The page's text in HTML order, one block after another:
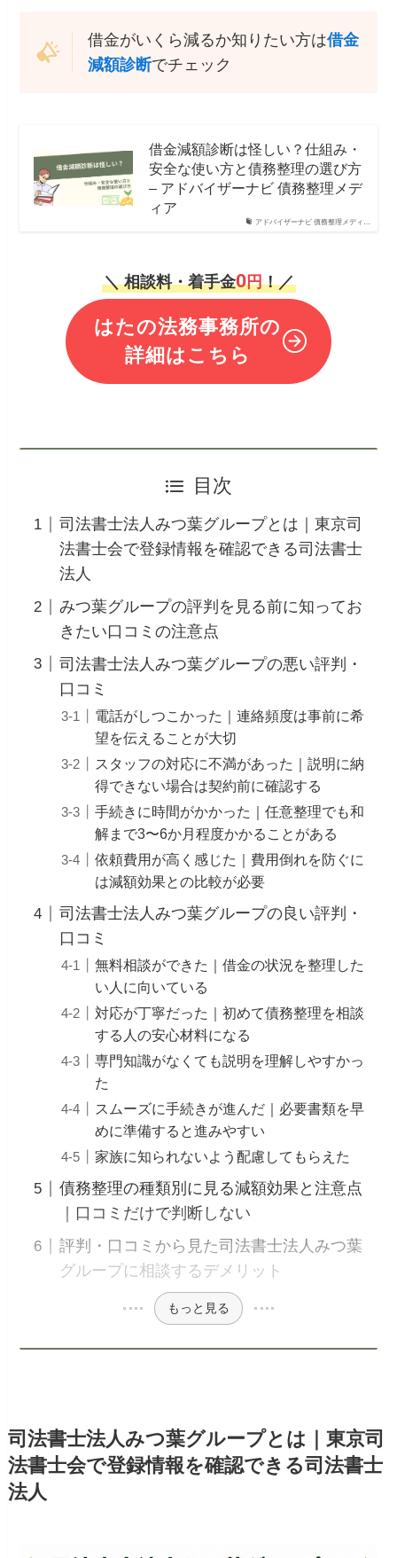
借金がいくら減るか知りたい方は借金
減額診断でチェック
アドバイザーナビ 債務整理メディ…
借金減額診断は怪しい？仕組み・
安全な使い方と債務整理の選び方
– アドバイザーナビ 債務整理メデ
ィア
＼ 相談料・着手金0円！／
はたの法務事務所の
詳細はこちら
目次
司法書士法人みつ葉グループとは｜東京司
法書士会で登録情報を確認できる司法書士
法人
みつ葉グループの評判を見る前に知ってお
きたい口コミの注意点
司法書士法人みつ葉グループの悪い評判・
口コミ
電話がしつこかった｜連絡頻度は事前に希
望を伝えることが大切
スタッフの対応に不満があった｜説明に納
得できない場合は契約前に確認する
手続きに時間がかかった｜任意整理でも和
解まで3〜6か月程度かかることがある
依頼費用が高く感じた｜費用倒れを防ぐに
は減額効果との比較が必要
司法書士法人みつ葉グループの良い評判・
口コミ
無料相談ができた｜借金の状況を整理した
い人に向いている
対応が丁寧だった｜初めて債務整理を相談
する人の安心材料になる
専門知識がなくても説明を理解しやすかっ
た
スムーズに手続きが進んだ｜必要書類を早
めに準備すると進みやすい
家族に知られないよう配慮してもらえた
債務整理の種類別に見る減額効果と注意点
｜口コミだけで判断しない
評判・口コミから見た司法書士法人みつ葉
グループに相談するデメリット
もっと見る
司法書士法人みつ葉グループとは｜東京司
法書士会で登録情報を確認できる司法書士
法人